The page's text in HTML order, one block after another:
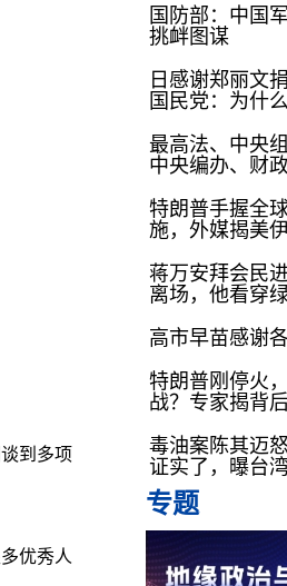
到多项
优秀人
国防部：中国
挑衅图谋
日感谢郑丽文
国民党：为什
最高法、中央
中央编办、财
特朗普手握全
施，外媒揭美
蒋万安拜会民
离场，他看穿
高市早苗感谢
特朗普刚停火
战？专家揭背
毒油案陈其迈
证实了，曝台
专题